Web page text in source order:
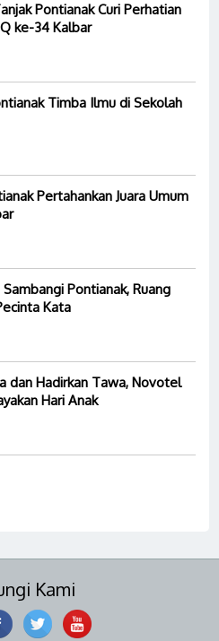
Pontianak Curi Perhatian
ke-34 Kalbar
Timba Ilmu di Sekolah
Pertahankan Juara Umum
Pontianak, Ruang
Kata
dan Hadirkan Tawa, Novotel
Hari Anak
Kami